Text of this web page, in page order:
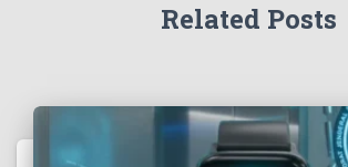
Related Posts